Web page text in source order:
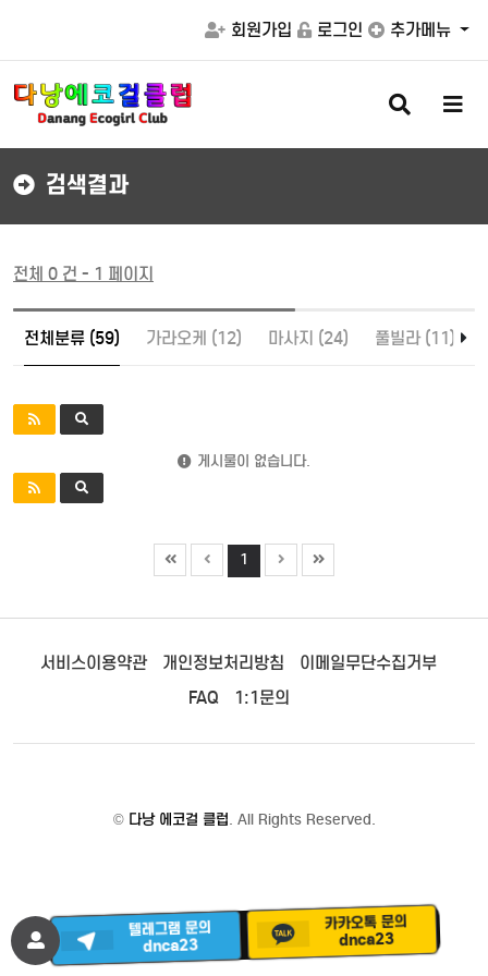
회원가입 로그인 추가메뉴
검
색
버
메
버
검색결과
전체 0 건 - 1 페이지
전체분류 (59) 가라오케 (12) 마사지 (24) 풀빌라 (11)
게시물이 없습니다.
1
서비스이용약관 개인정보처리방침
이메일무단수집거부
FAQ
1:1문의
© 다낭 에코걸 클럽. All Rights Reserved.
텔레그램 문의
dnca23
카카오톡 문의
dnca23